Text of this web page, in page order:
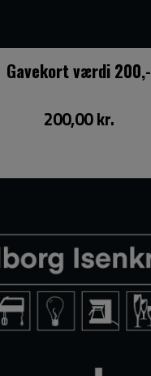
Gavekort værdi 200,-
200,00 kr.